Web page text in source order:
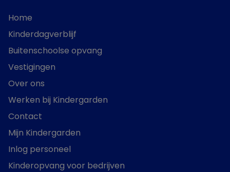
Home
Kinderdagverblijf
Buitenschoolse opvang
Vestigingen
Over ons
Werken bij Kindergarden
Contact
Mijn Kindergarden
Inlog personeel
Kinderopvang voor bedrijven